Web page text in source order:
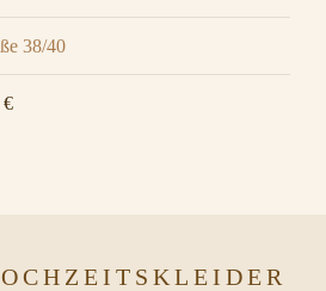
38/40
€